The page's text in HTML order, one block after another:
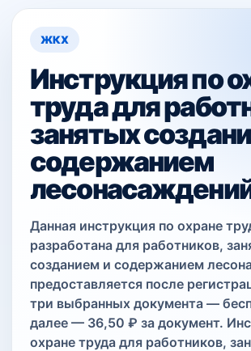
ЖКХ
Инструкция по
труда для
занятых
содержанием
Данная инструкция по охране
разработана для работников,
созданием и содержанием
предоставляется после
три выбранных документа —
далее — 36,50 ₽ за документ.
охране труда для работников,